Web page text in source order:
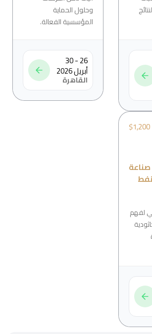
وحلول الحماية
المؤسسية الفعالة.
26 - 30
أبريل 2026
القاهرة
$1,200
لفهم